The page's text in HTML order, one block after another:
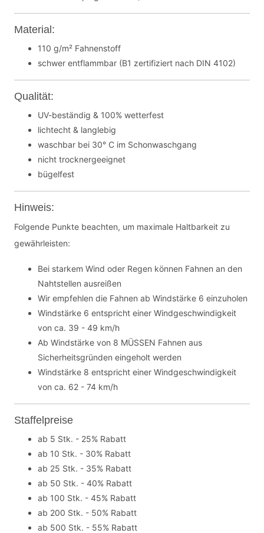
Material:
110 g/m² Fahnenstoff
schwer entflammbar (B1 zertifiziert nach DIN 4102)
Qualität:
UV-beständig & 100% wetterfest
lichtecht & langlebig
waschbar bei 30° C im Schonwaschgang
nicht trocknergeeignet
bügelfest
Hinweis:
Folgende Punkte beachten, um maximale Haltbarkeit zu
gewährleisten:
Bei starkem Wind oder Regen können Fahnen an den
Nahtstellen ausreißen
Wir empfehlen die Fahnen ab Windstärke 6 einzuholen
Windstärke 6 entspricht einer Windgeschwindigkeit
von ca. 39 - 49 km/h
Ab Windstärke von 8 MÜSSEN Fahnen aus
Sicherheitsgründen eingeholt werden
Windstärke 8 entspricht einer Windgeschwindigkeit
von ca. 62 - 74 km/h
Staffelpreise
ab 5 Stk. - 25% Rabatt
ab 10 Stk. - 30% Rabatt
ab 25 Stk. - 35% Rabatt
ab 50 Stk. - 40% Rabatt
ab 100 Stk. - 45% Rabatt
ab 200 Stk. - 50% Rabatt
ab 500 Stk. - 55% Rabatt